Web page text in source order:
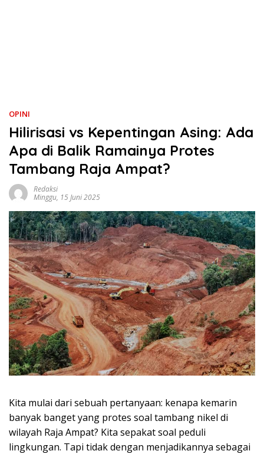
OPINI
Hilirisasi vs Kepentingan Asing: Ada
Apa di Balik Ramainya Protes
Tambang Raja Ampat?
Redaksi
Minggu, 15 Juni 2025
Kita mulai dari sebuah pertanyaan: kenapa kemarin
banyak banget yang protes soal tambang nikel di
wilayah Raja Ampat? Kita sepakat soal peduli
lingkungan. Tapi tidak dengan menjadikannya sebagai